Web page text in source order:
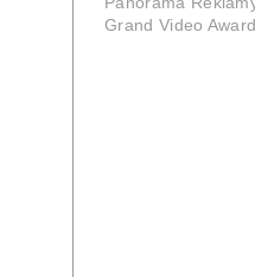
Grand Video